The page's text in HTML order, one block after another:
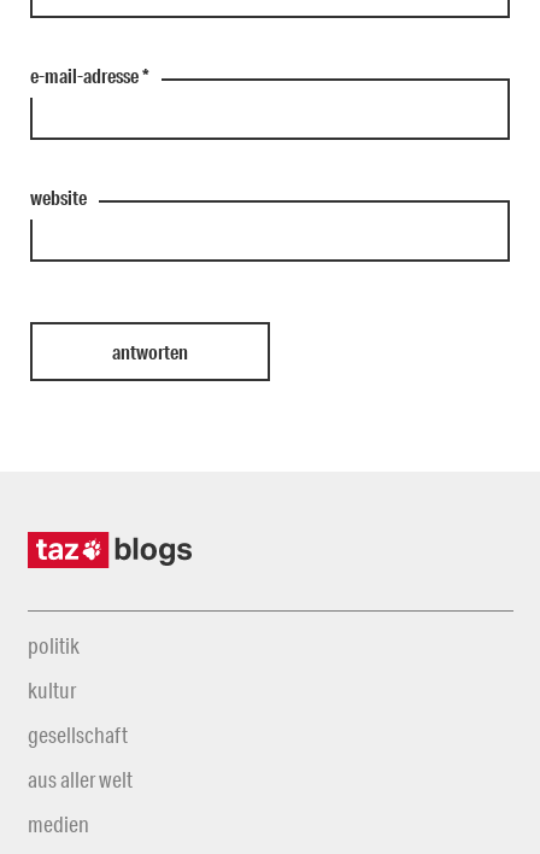
e-mail-adresse*
website
politik
kultur
gesellschaft
aus aller welt
medien